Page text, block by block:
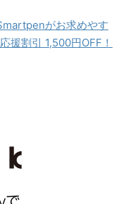
がお求めやす
援割引 1,500円OFF！